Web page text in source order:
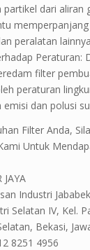
partikel dari aliran
peralatan
Peraturan:
filter
peraturan
dan polusi
Filter Anda,
Untuk
JAYA
Industri
Selatan IV, Kel.
Bekasi,
8251 4956